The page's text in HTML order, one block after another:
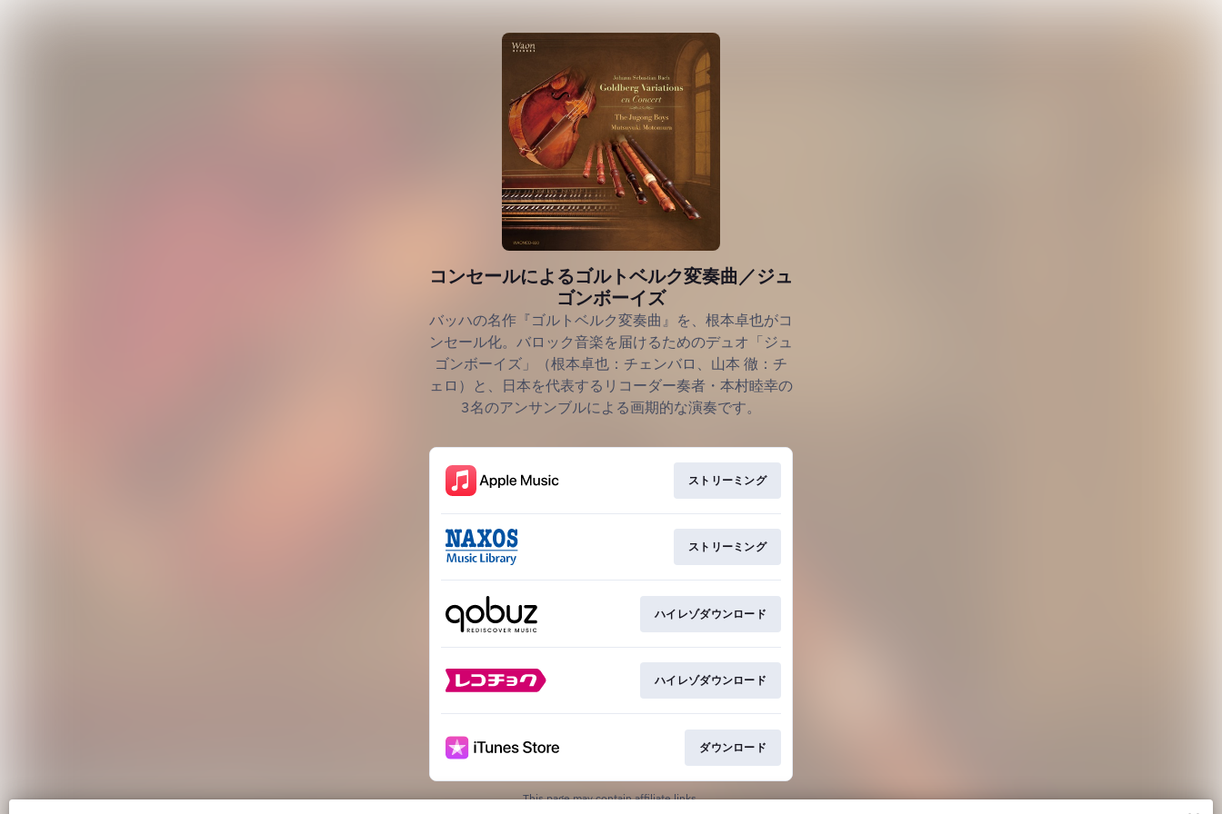
コンセールによるゴルトベルク変奏曲／ジュ
ゴンボーイズ
バッハの名作『ゴルトベルク変奏曲』を、根本卓也がコ
ンセール化。バロック音楽を届けるためのデュオ「ジュ
ゴンボーイズ」（根本卓也：チェンバロ、山本 徹：チ
ェロ）と、日本を代表するリコーダー奏者・本村睦幸の
3名のアンサンブルによる画期的な演奏です。
ストリーミング
ストリーミング
ハイレゾダウンロード
ハイレゾダウンロード
ダウンロード
This page may contain affiliate links.